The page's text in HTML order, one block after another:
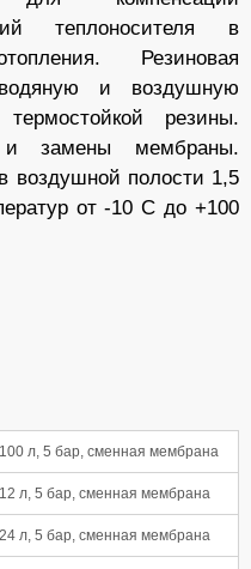
теплоносителя в
Резиновая
и воздушную
резины.
замены мембраны.
воздушной полости 1,5
от -10 С до +100
л, 5 бар, сменная мембрана
л, 5 бар, сменная мембрана
л, 5 бар, сменная мембрана